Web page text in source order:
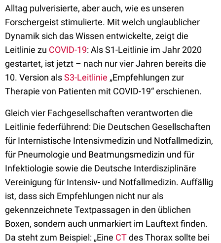
Alltag pulverisierte, aber auch, wie es unseren
Forschergeist stimulierte. Mit welch unglaublicher
Dynamik sich das Wissen entwickelte, zeigt die
Leitlinie zu COVID-19: Als S1-Leitlinie im Jahr 2020
gestartet, ist jetzt – nach nur vier Jahren bereits die
10. Version alsS3-Leitlinie „Empfehlungen zur
Therapie von Patienten mit COVID-19“ erschienen.
Gleich vier Fachgesellschaften verantworten die
Leitlinie federführend: Die Deutschen Gesellschaften
für Internistische Intensivmedizin und Notfallmedizin,
für Pneumologie und Beatmungsmedizin und für
Infektiologie sowie die Deutsche Interdisziplinäre
Vereinigung für Intensiv- und Notfallmedizin. Auffällig
ist, dass sich Empfehlungen nicht nur als
gekennzeichnete Textpassagen in den üblichen
Boxen, sondern auch unmarkiert im Lauftext finden.
Da steht zum Beispiel: „Eine CTdes Thorax sollte bei